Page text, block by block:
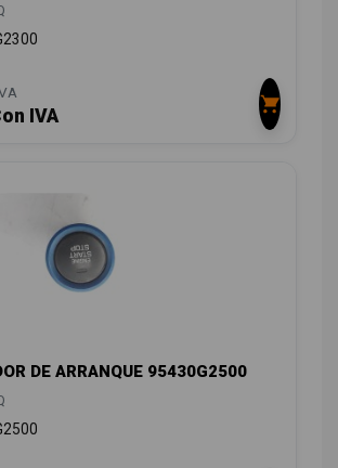
IVA
DE ARRANQUE 95430G2500